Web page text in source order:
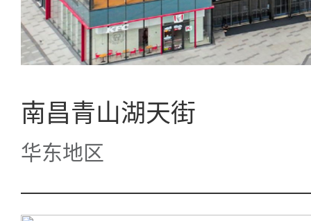
南昌青山湖天街
华东地区